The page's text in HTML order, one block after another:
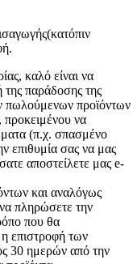
καλό είναι να
της παράδοσης της
πωλούμενων προϊόντων
προκειμένου να
(π.χ. σπασμένο
επιθυμία σας να μας
αποστείλετε μας e-
και αναλόγως
πληρώσετε την
που θα
επιστροφή των
30 ημερών από την